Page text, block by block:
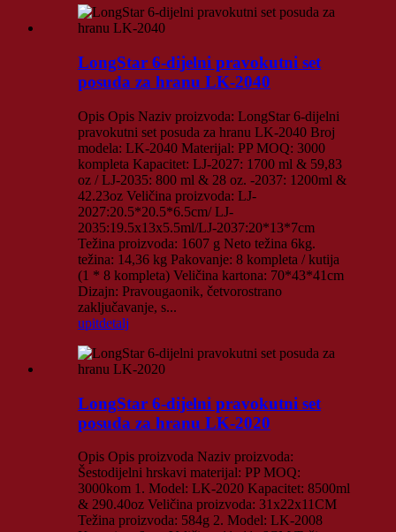
LongStar 6-dijelni pravokutni set
posuda za hranu LK-2040
Opis Opis Naziv proizvoda: LongStar 6-dijelni
pravokutni set posuda za hranu LK-2040 Broj
modela: LK-2040 Materijal: PP MOQ: 3000
kompleta Kapacitet: LJ-2027: 1700 ml & 59,83
oz / LJ-2035: 800 ml & 28 oz. -2037: 1200ml &
42.23oz Veličina proizvoda: LJ-
2027:20.5*20.5*6.5cm/ LJ-
2035:19.5x13x5.5ml/LJ-2037:20*13*7cm
Težina proizvoda: 1607 g Neto težina 6kg.
težina: 14,36 kg Pakovanje: 8 kompleta / kutija
(1 * 8 kompleta) Veličina kartona: 70*43*41cm
Dizajn: Pravougaonik, četvorostrano
zaključavanje, s...
upitdetalj
LongStar 6-dijelni pravokutni set
posuda za hranu LK-2020
Opis Opis proizvoda Naziv proizvoda:
Šestodijelni hrskavi materijal: PP MOQ:
3000kom 1. Model: LK-2020 Kapacitet: 8500ml
& 290.40oz Veličina proizvoda: 31x22x11CM
Težina proizvoda: 584g 2. Model: LK-2008